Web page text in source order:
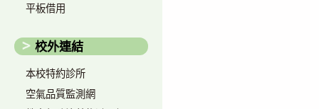
平板借用
校外連結
本校特約診所
空氣品質監測網